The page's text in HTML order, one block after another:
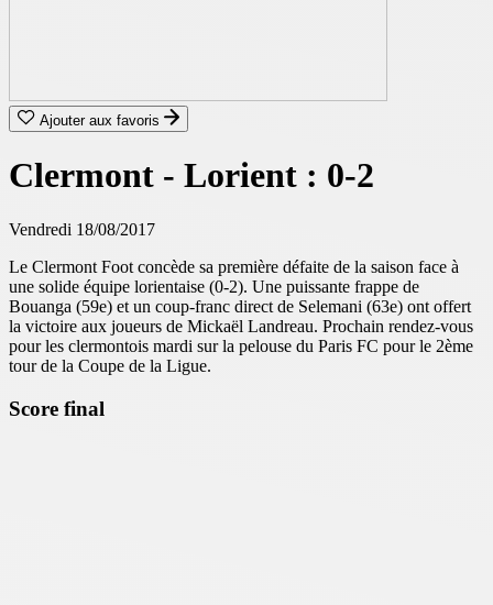
Ajouter aux favoris
Clermont - Lorient : 0-2
Vendredi 18/08/2017
Le Clermont Foot concède sa première défaite de la saison face à
une solide équipe lorientaise (0-2). Une puissante frappe de
Bouanga (59e) et un coup-franc direct de Selemani (63e) ont offert
la victoire aux joueurs de Mickaël Landreau. Prochain rendez-vous
pour les clermontois mardi sur la pelouse du Paris FC pour le 2ème
tour de la Coupe de la Ligue.
Score final